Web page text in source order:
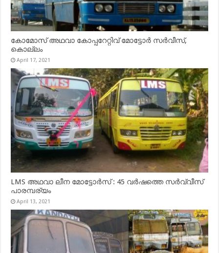
കോമോസ് അഥവാ കോപ്പറേറ്റിവ് മോട്ടോര്‍ സര്‍വീസ്,
കൊല്ലം
April 17, 2021
LMS അഥവാ ലീന മോട്ടോർസ് : 45 വർഷത്തെ സർവ്വീസ്
പാരമ്പര്യം
April 13, 2021